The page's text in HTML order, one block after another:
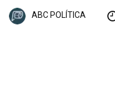
ABC POLÍTICA